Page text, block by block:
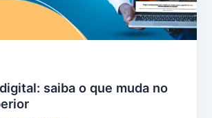
saiba o que muda no